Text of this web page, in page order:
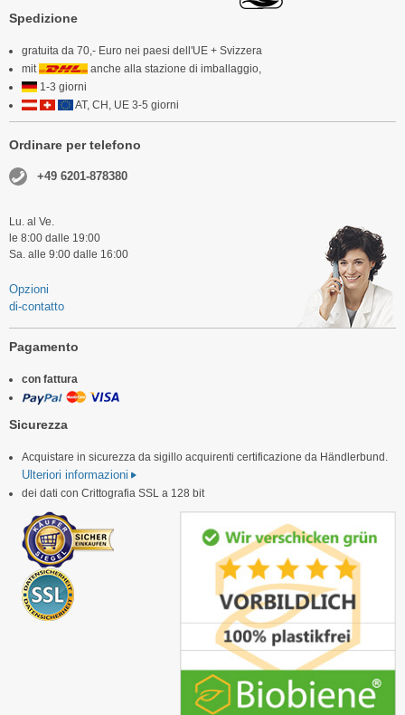
Spedizione
gratuita da 70,- Euro nei paesi dell'UE + Svizzera
mit
anche alla stazione di imballaggio,
1-3 giorni
AT, CH, UE 3-5 giorni
Ordinare per telefono
+49 6201-878380
Lu. al Ve.
le 8:00 dalle 19:00
Sa. alle 9:00 dalle 16:00
Opzioni
di-contatto
Pagamento
con fattura
Sicurezza
Acquistare in sicurezza da sigillo acquirenti certificazione da Händlerbund.
Ulteriori informazioni
dei dati con Crittografia SSL a 128 bit